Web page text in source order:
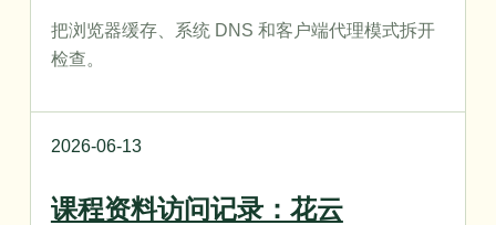
把浏览器缓存、系统 DNS 和客户端代理模式拆开
检查。
2026-06-13
课程资料访问记录：花云